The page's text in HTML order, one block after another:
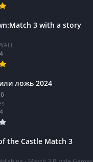
3 with a story
ложь 2024
the Castle Match 3